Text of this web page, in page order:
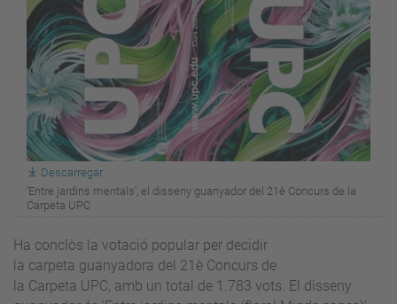
Descarregar
‘Entre jardins mentals’, el disseny guanyador del 21è Concurs de la
Carpeta UPC
Ha conclòs la votació popular per decidir
la carpeta guanyadora del 21è Concurs de
la Carpeta UPC, amb un total de 1.783 vots. El disseny